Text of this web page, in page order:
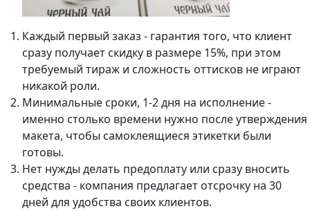
Каждый первый заказ - гарантия того, что клиент
сразу получает скидку в размере 15%, при этом
требуемый тираж и сложность оттисков не играют
никакой роли.
Минимальные сроки, 1-2 дня на исполнение -
именно столько времени нужно после утверждения
макета, чтобы самоклеящиеся этикетки были
готовы.
Нет нужды делать предоплату или сразу вносить
средства - компания предлагает отсрочку на 30
дней для удобства своих клиентов.